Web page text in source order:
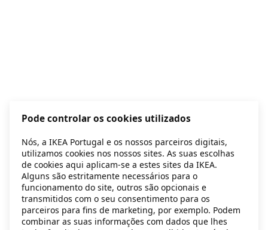
Pode controlar os cookies utilizados
Nós, a IKEA Portugal e os nossos parceiros digitais,
utilizamos cookies nos nossos sites. As suas escolhas
de cookies aqui aplicam-se a estes sites da IKEA.
Alguns são estritamente necessários para o
funcionamento do site, outros são opcionais e
transmitidos com o seu consentimento para os
parceiros para fins de marketing, por exemplo. Podem
combinar as suas informações com dados que lhes